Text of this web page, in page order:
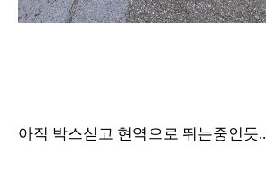
아직 박스싣고 현역으로 뛰는중인듯..